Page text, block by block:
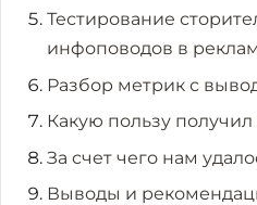
Тестирование
инфоповодов в
Разбор метрик с
Какую пользу получил
За счет чего нам
Выводы и